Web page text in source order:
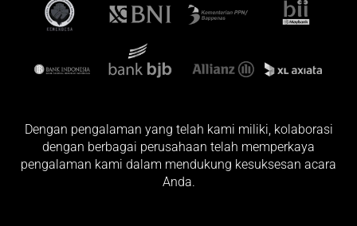
Dengan pengalaman yang telah kami miliki, kolaborasi
dengan berbagai perusahaan telah memperkaya
pengalaman kami dalam mendukung kesuksesan acara
Anda.